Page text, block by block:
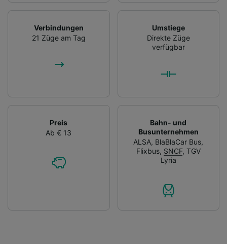
Verbindungen
21 Züge am Tag
Umstiege
Direkte Züge
verfügbar
Preis
Ab € 13
Bahn- und
Busunternehmen
ALSA, BlaBlaCar Bus,
Flixbus, SNCF, TGV
Lyria